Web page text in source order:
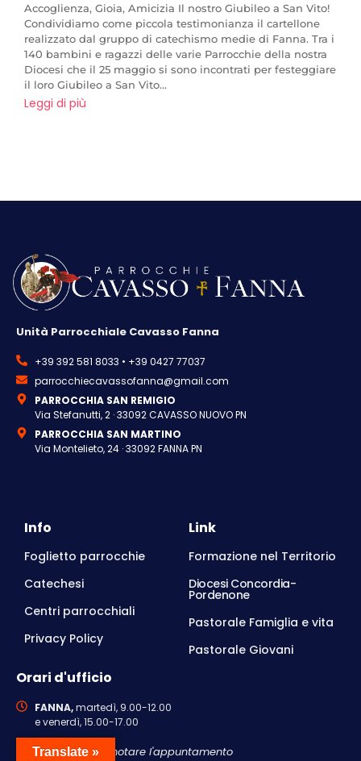
Accoglienza, Gioia, Amicizia Il nostro Giubileo a San Vito!
Condividiamo come piccola testimonianza il cartellone
realizzato dal gruppo di catechismo medie di Fanna. Tra i
140 bambini e ragazzi delle varie Parrocchie della nostra
Diocesi che il 25 maggio si sono incontrati per festeggiare
il loro Giubileo a San Vito...
Leggi di più
Unità Parrocchiale Cavasso Fanna
+39 392 581 8033 • +39 0427 77037
parrocchiecavassofanna@gmail.com
PARROCCHIA SAN REMIGIO
Via Stefanutti, 2 · 33092 CAVASSO NUOVO PN
PARROCCHIA SAN MARTINO
Via Montelieto, 24 · 33092 FANNA PN
Info
Foglietto parrocchie
Catechesi
Centri parrocchiali
Privacy Policy
Link
Formazione nel Territorio
Diocesi Concordia-
Pordenone
Pastorale Famiglia e vita
Pastorale Giovani
Orari d'ufficio
FANNA,martedì, 9.00-12.00
e venerdì, 15.00-17.00
Si consiglia di prenotare l'appuntamento
Translate »